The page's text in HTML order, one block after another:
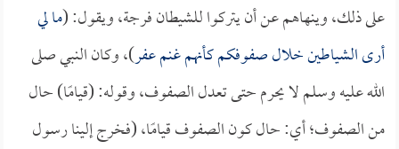
على ذلك، وينهاهم عن أن يتركوا للشيطان فرجة، ويقول: (ما لي
أرى الشياطين خلال صفوفكم كأنهم غنم عفر)، وكان النبي صلى
الله عليه وسلم لا يحرم حتى تعدل الصفوف، وقوله: (قيامًا) حال
من الصفوف؛ أي: حال كون الصفوف قيامًا، (فخرج إلينا رسول